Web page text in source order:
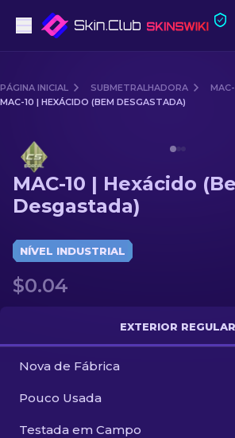
Nível intermédio
Rifles de Precisão
Luvas
Outro
PÁGINA INICIAL SUBMETRALHADORA
MAC-10 | HEXÁCIDO (BEM DESGASTADA)
MAC-10 | Hexácido
Desgastada)
NÍVEL INDUSTRIAL
$0.04
EXTERIOR REGULAR
Nova de Fábrica
Pouco Usada
Testada em Campo